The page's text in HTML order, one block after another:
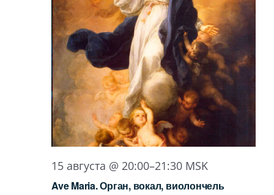
15 августа @ 20:00–21:30 MSK
Ave Maria. Орган, вокал, виолончель